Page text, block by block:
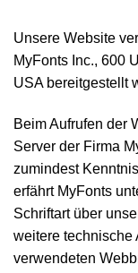
Unsere Website
MyFonts Inc., 600
USA bereitgestellt
Beim Aufrufen der
Server der Firma
zumindest
erfährt MyFonts
Schriftart über
weitere technische
verwendeten